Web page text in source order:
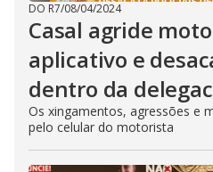
DO R7/08/04/2024
Casal agride
aplicativo e
dentro da
Os xingamentos, agressões e
pelo celular do motorista